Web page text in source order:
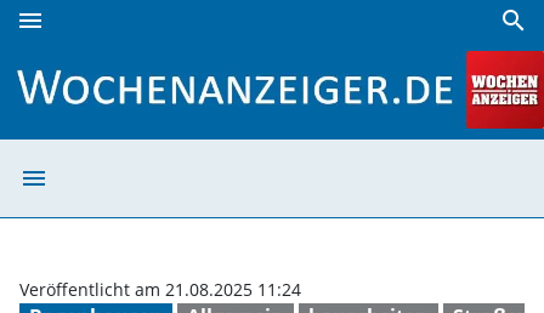
menu search
menu
Veröffentlicht am 21.08.2025 11:24